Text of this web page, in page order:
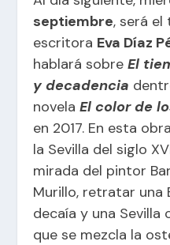
septiembre, será el
escritora Eva Díaz
hablará sobreEl
y decadencia
novelaEl color de
en 2017. En esta
la Sevilla del siglo
mirada del pintor
Murillo, retratar una
decaía y una
que se mezcla la